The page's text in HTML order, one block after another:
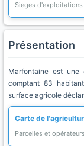
Sieges
Présentation
Marfontaine est une
comptant 83
surface agricole
Carte de
Parcelles et